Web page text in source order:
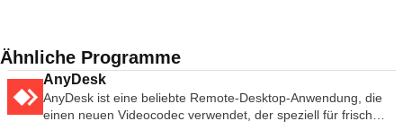
Ähnliche Programme
AnyDesk
AnyDesk ist eine beliebte Remote-Desktop-Anwendung, die
einen neuen Videocodec verwendet, der speziell für frisch